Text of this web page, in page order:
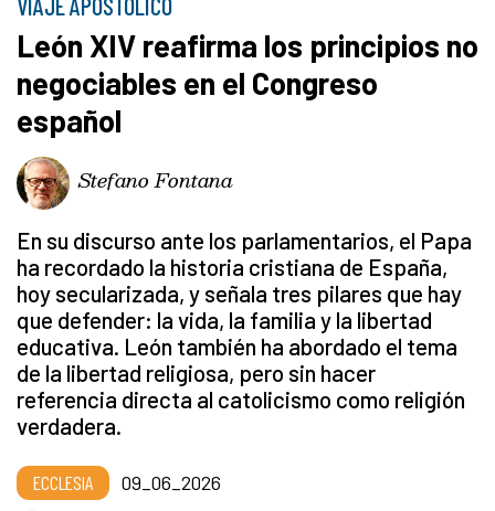
VIAJE APOSTÓLICO
León XIV reafirma los principios no
negociables en el Congreso
español
Stefano Fontana
En su discurso ante los parlamentarios, el Papa
ha recordado la historia cristiana de España,
hoy secularizada, y señala tres pilares que hay
que defender: la vida, la familia y la libertad
educativa. León también ha abordado el tema
de la libertad religiosa, pero sin hacer
referencia directa al catolicismo como religión
verdadera.
ECCLESIA 09_06_2026